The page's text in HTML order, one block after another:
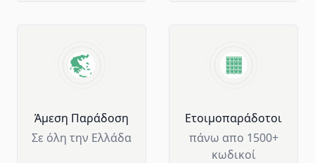
Άμεση Παράδοση
Σε όλη την Ελλάδα
Ετοιμοπαράδοτοι
πάνω απο 1500+
κωδικοί